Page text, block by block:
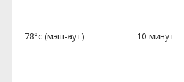
78°c (мэш-аут) 10 минут